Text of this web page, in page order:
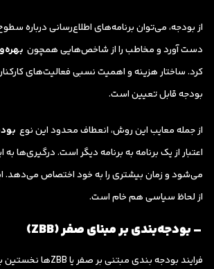
از بودجه، می‌توان برنامه‌های اطلاع‌رسانی درباره
دست آورد و مخاطب را از شاخص‌هایی همچون
کرد. ساختار هزینه و اهمیت نسبی فعالیت‌های
بودجه قابل تعیین است.
از جمله معایب این روش، انعطاف محدود این نوع
اعتبار از یک برنامه به برنامه دیگر است. درگیری‌ها
می‌شود و زمان بیشتری را به خود اختصاص می‌دهد.
از لحاظ سیاسی هم خام است.
– بودجه‌بندی بر مبنای صفر (ZBB)